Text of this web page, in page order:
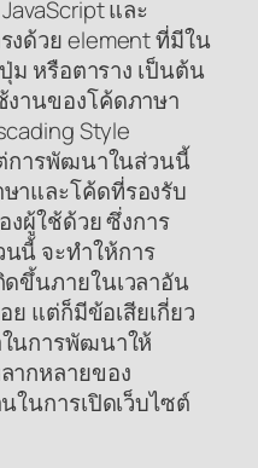
และ
ด้วย element ที่มีใน
ม หรือตาราง เป็นต้น
านของโค้ดภาษา
Style
การพัฒนาในส่วนนี้
าและโค้ดที่รองรับ
งผู้ใช้ด้วย ซึ่งการ
นี้ จะทำให้การ
ขึ้นภายในเวลาอัน
ย แต่ก็มีข้อเสียเกี่ยว
นการพัฒนาให้
ากหลายของ
ในการเปิดเว็บไซต์